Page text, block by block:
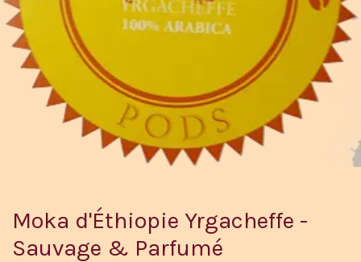
Moka d'Éthiopie Yrgacheffe -
Sauvage & Parfumé